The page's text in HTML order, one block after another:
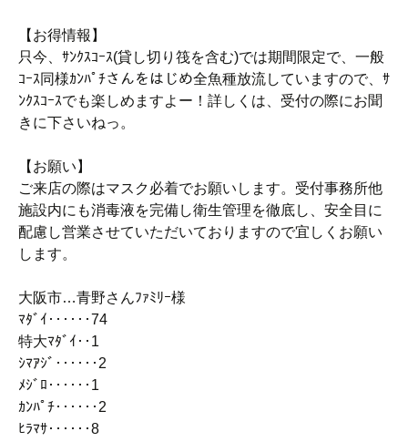
【お得情報】
只今、ｻﾝｸｽｺｰｽ(貸し切り筏を含む)では期間限定で、一般
ｺｰｽ同様ｶﾝﾊﾟﾁさんをはじめ全魚種放流していますので、ｻ
ﾝｸｽｺｰｽでも楽しめますよー！詳しくは、受付の際にお聞
きに下さいねっ。
【お願い】
ご来店の際はマスク必着でお願いします。受付事務所他
施設内にも消毒液を完備し衛生管理を徹底し、安全目に
配慮し営業させていただいておりますので宜しくお願い
します。
大阪市…青野さんﾌｧﾐﾘｰ様
ﾏﾀﾞｲ‥‥‥74
特大ﾏﾀﾞｲ‥1
ｼﾏｱｼﾞ‥‥‥2
ﾒｼﾞﾛ‥‥‥1
ｶﾝﾊﾟﾁ‥‥‥2
ﾋﾗﾏｻ‥‥‥8